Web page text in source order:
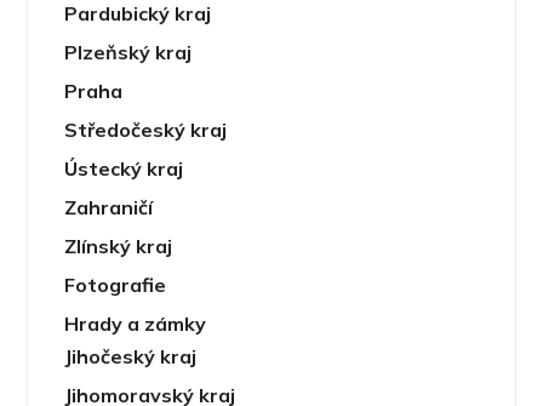
Pardubický kraj
Plzeňský kraj
Praha
Středočeský kraj
Ústecký kraj
Zahraničí
Zlínský kraj
Fotografie
Hrady a zámky
Jihočeský kraj
Jihomoravský kraj